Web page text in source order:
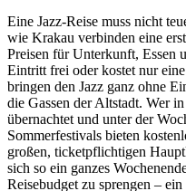
Eine Jazz-Reise muss nicht
wie Krakau verbinden eine
Preisen für Unterkunft, Essen
Eintritt frei oder kostet nur
bringen den Jazz ganz ohne
die Gassen der Altstadt. Wer
übernachtet und unter der
Sommerfestivals bieten
großen, ticketpflichtigen
sich so ein ganzes
Reisebudget zu sprengen –